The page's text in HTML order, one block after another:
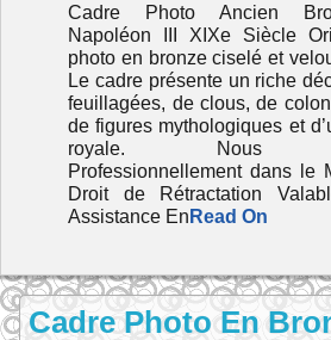
Cadre Photo Ancien
Napoléon III XIXe Siècle
photo en bronze ciselé et
Le cadre présente un riche
feuillagées, de clous, de
de figures mythologiques et
royale. Nous
Professionnellement dans le
Droit de Rétractation
Assistance En Read On
Cadre Photo En